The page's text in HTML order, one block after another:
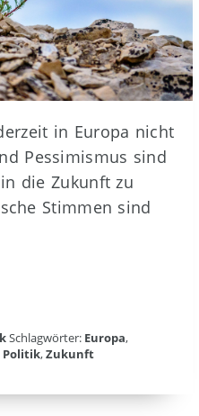
in Europa nicht
Pessimismus sind
die Zukunft zu
Stimmen sind
Schlagwörter: Europa,
Politik,Zukunft